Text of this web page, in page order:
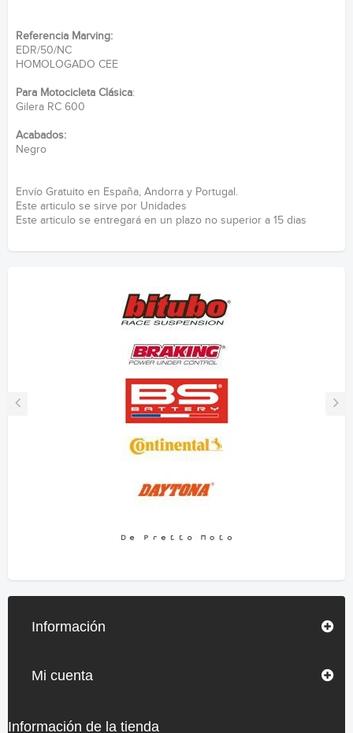
Referencia Marving:
EDR/50/NC
HOMOLOGADO CEE
Para Motocicleta Clásica:
Gilera RC 600
Acabados:
Negro
Envío Gratuito en España, Andorra y Portugal.
Este articulo se sirve por Unidades
Este articulo se entregará en un plazo no superior a 15 dias
Información
Mi cuenta
Información de la tienda